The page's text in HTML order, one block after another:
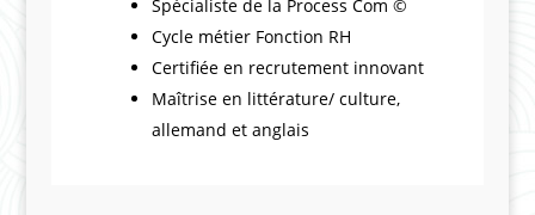
Spécialiste de la Process Com ©
Cycle métier Fonction RH
Certifiée en recrutement innovant
Maîtrise en littérature/ culture,
allemand et anglais